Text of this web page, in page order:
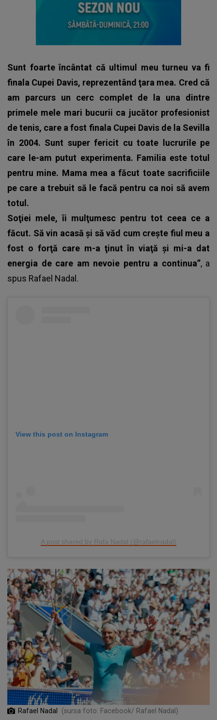
Sunt foarte încântat că ultimul meu turneu va fi
finala Cupei Davis, reprezentând ţara mea. Cred că
am parcurs un cerc complet de la una dintre
primele mele mari bucurii ca jucător profesionist
de tenis, care a fost finala Cupei Davis de la Sevilla
în 2004. Sunt super fericit cu toate lucrurile pe
care le-am putut experimenta. Familia este totul
pentru mine. Mama mea a făcut toate sacrificiile
pe care a trebuit să le facă pentru ca noi să avem
totul.
Soţiei mele, îi mulţumesc pentru tot ceea ce a
făcut. Să vin acasă şi să văd cum creşte fiul meu a
fost o forţă care m-a ţinut în viaţă şi mi-a dat
energia de care am nevoie pentru a continua”, a
spus Rafael Nadal.
View this post on Instagram
A post shared by Rafa Nadal (@rafaelnadal)
Rafael Nadal (sursa foto: Facebook/ Rafael Nadal)